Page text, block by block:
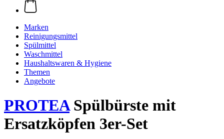
Marken
Reinigungsmittel
Spülmittel
Waschmittel
Haushaltswaren & Hygiene
Themen
Angebote
PROTEASpülbürste mit
Ersatzköpfen 3er-Set